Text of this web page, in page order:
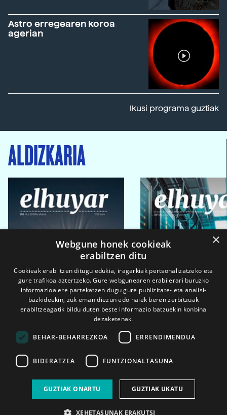
Astro erregearen koroa
agerian
Ikusi programa guztiak
ALDIZKARIA
2026ko eka. 1a 2026ko mar. 1a
×
Webgune honek cookieak
erabiltzen ditu
Cookieak erabiltzen ditugu edukia, iragarkiak pertsonalizatzeko eta
gure trafikoa aztertzeko. Gure webgunearen erabilerari buruzko
informazioa ere partekatzen dugu gure publizitate- eta analisi-
bazkideekin, zuk eman diezun edo haiek beren zerbitzuak
erabiltzeagatik bildu duten beste informazio batzuekin konbina
dezaketenak.
BEHAR-BEHARREZKOA ERRENDIMENDUA
BIDERATZEA FUNTZIONALTASUNA
GUZTIAK ONARTU GUZTIAK UKATU
XEHETASUNAK ERAKUTSI